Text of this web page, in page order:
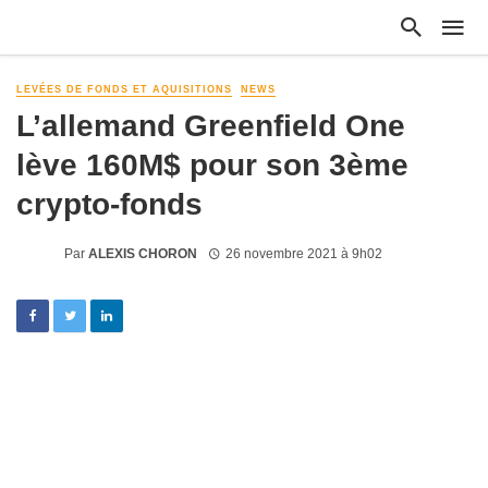
LEVÉES DE FONDS ET AQUISITIONS NEWS
L’allemand Greenfield One
lève 160M$ pour son 3ème
crypto-fonds
Par ALEXIS CHORON 26 novembre 2021 à 9h02